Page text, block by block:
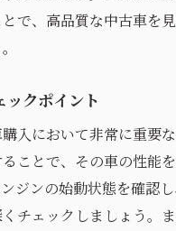
で、高品質な中古車を
ックポイント
入において非常に重要な
ことで、その車の性能
ジンの始動状態を確認
チェックしましょう。